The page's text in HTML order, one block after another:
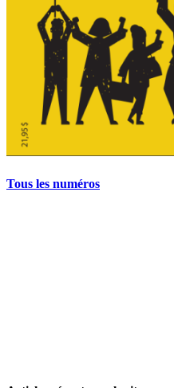
Tous les numéros